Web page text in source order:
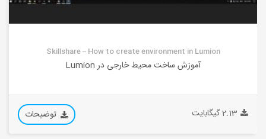
Skillshare – How to create environment in Lumion
آموزش ساخت محیط خارجی در Lumion
2.13 گیگابایت توضیحات